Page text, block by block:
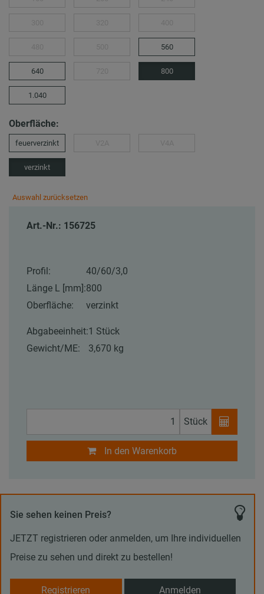
560
640 800
1.040
Oberfläche:
feuerverzinkt
verzinkt
Auswahl zurücksetzen
Art.-Nr.: 156725
Profil:
40/60/3,0
Länge L [mm]:800
Oberfläche:
verzinkt
Abgabeeinheit:1 Stück
Gewicht/ME:
3,670 kg
Stück
In den Warenkorb
Sie sehen keinen Preis?
JETZT registrieren oder anmelden, um Ihre individuellen
Preise zu sehen und direkt zu bestellen!
Registrieren Anmelden